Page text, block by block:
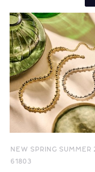
NEW SPRING SUMMER
61803